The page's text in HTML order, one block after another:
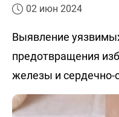
02 июн 2024
Выявление
предотвращения
железы и сердечно-